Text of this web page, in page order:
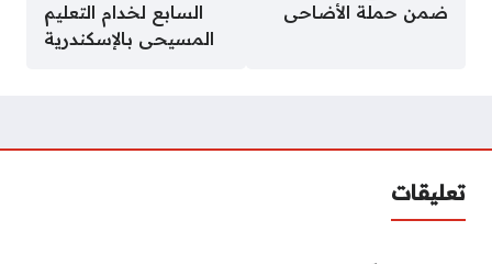
ضمن حملة الأضاحى
السابع لخدام التعليم
المسيحى بالإسكندرية
تعليقات